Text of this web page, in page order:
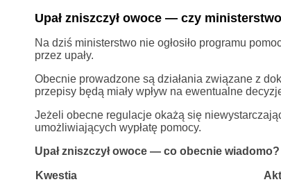
Upał zniszczył owoce — czy
Na dziś ministerstwo nie ogłosiło programu
przez upały.
Obecnie prowadzone są działania związane z
przepisy będą miały wpływ na ewentualne
Jeżeli obecne regulacje okażą się
umożliwiających wypłatę pomocy.
Upał zniszczył owoce — co obecnie wiadomo?
Kwestia